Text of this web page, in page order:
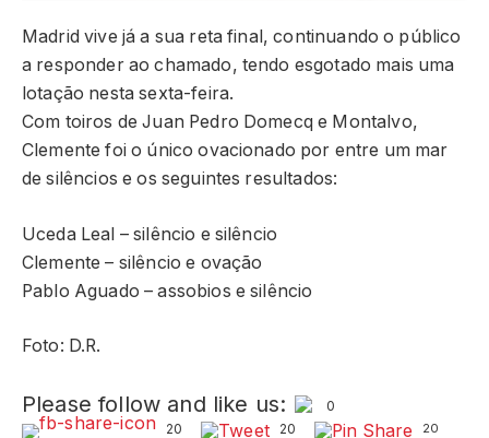
Madrid vive já a sua reta final, continuando o público
a responder ao chamado, tendo esgotado mais uma
lotação nesta sexta-feira.
Com toiros de Juan Pedro Domecq e Montalvo,
Clemente foi o único ovacionado por entre um mar
de silêncios e os seguintes resultados:
Uceda Leal – silêncio e silêncio
Clemente – silêncio e ovação
Pablo Aguado – assobios e silêncio
Foto: D.R.
Please follow and like us:
0
20
20 20